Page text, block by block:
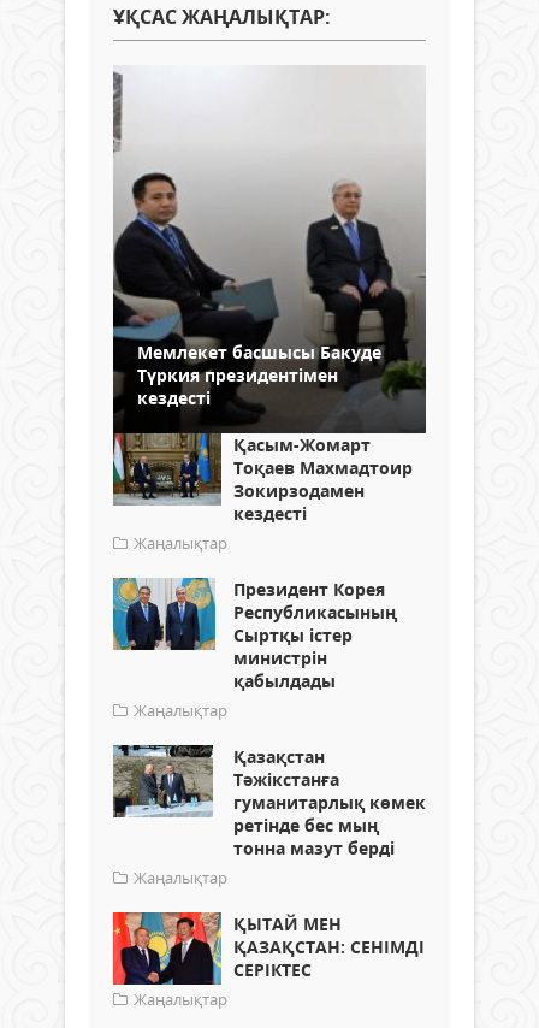
ҰҚСАС ЖАҢАЛЫҚТАР:
Мемлекет басшысы Бакуде
Түркия президентімен
кездесті
Қасым-Жомарт
Тоқаев Махмадтоир
Зокирзодамен
кездесті
Жаңалықтар
Президент Корея
Республикасының
Сыртқы істер
министрін
қабылдады
Жаңалықтар
Қазақстан
Тәжікстанға
гуманитарлық көмек
ретінде бес мың
тонна мазут берді
Жаңалықтар
ҚЫТАЙ МЕН
ҚАЗАҚСТАН: СЕНІМДІ
СЕРІКТЕС
Жаңалықтар